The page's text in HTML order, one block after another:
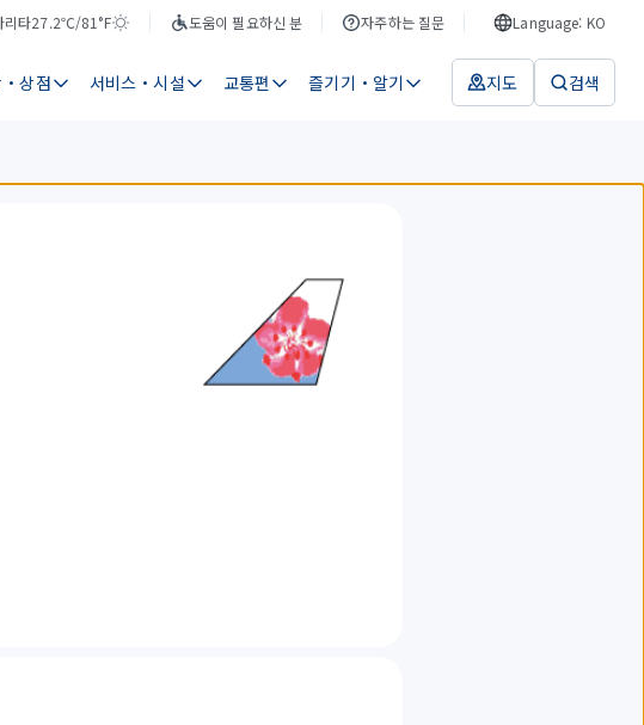
리타27.2℃/81°F 도움이 필요하신 분 자주하는 질문 Language: KO
상점 서비스・시설 교통편 즐기기・알기 지도 검색